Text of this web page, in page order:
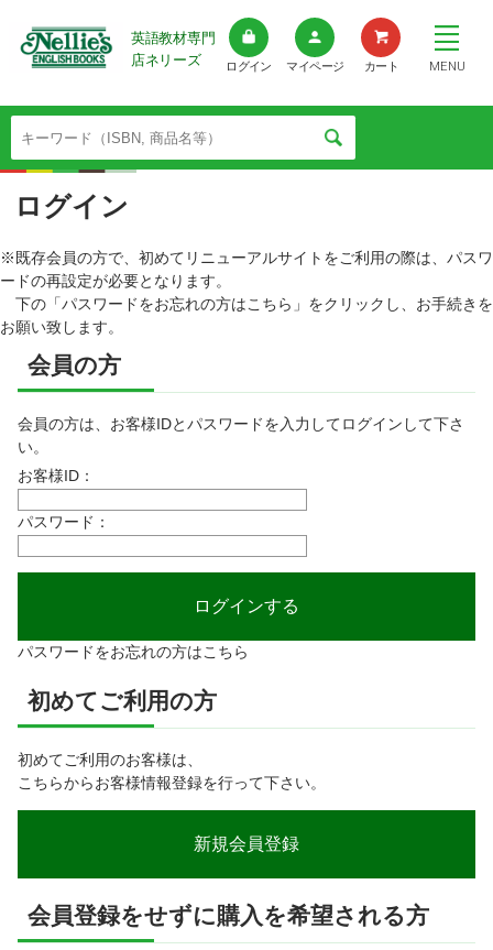
英語教材専門
店ネリーズ
ログイン マイページ カート MENU
ログイン
※既存会員の方で、初めてリニューアルサイトをご利用の際は、パスワ
ードの再設定が必要となります。
下の「パスワードをお忘れの方はこちら」をクリックし、お手続きを
お願い致します。
会員の方
会員の方は、お客様IDとパスワードを入力してログインして下さ
い。
お客様ID：
パスワード：
パスワードをお忘れの方はこちら
初めてご利用の方
初めてご利用のお客様は、
こちらからお客様情報登録を行って下さい。
会員登録をせずに購入を希望される方